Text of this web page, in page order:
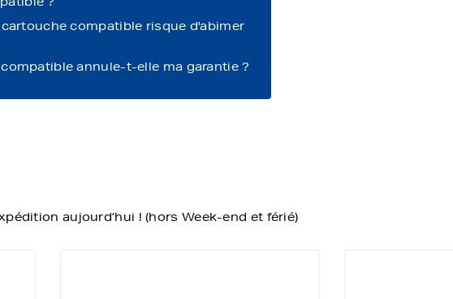
compatible risque d'abimer
annule-t-elle ma garantie ?
aujourd’hui ! (hors Week-end et férié)